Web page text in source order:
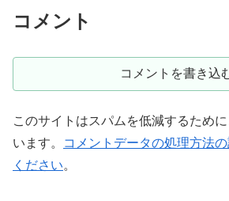
コメント
コメントを書き込
このサイトはスパムを低減するため
います。
コメントデータの処理方法
ください。